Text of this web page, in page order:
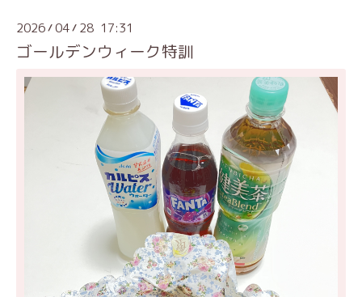
2026/04/ 28 17:31
ゴールデンウィーク特訓